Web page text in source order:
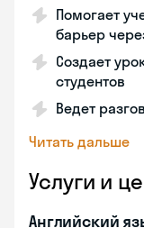
Помогает
барьер
Создает
студентов
Ведет
Читать дальше
Услуги и
Английский